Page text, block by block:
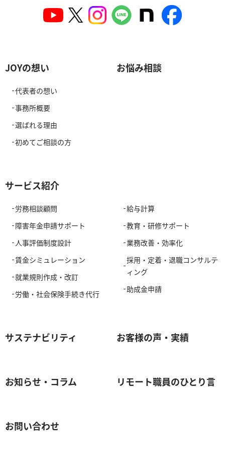
JOYの想い
代表者の想い
事務所概要
選ばれる理由
初めてご相談の方
お悩み相談
サービス紹介
労務相談顧問
障害年金申請サポート
人事評価制度設計
賃金シミュレーション
就業規則作成・改訂
労働・社会保険手続き代行
給与計算
教育・研修サポート
業務改善・効率化
採用・定着・退職コンサルテ
ィング
助成金申請
サステナビリティ お客様の声・実績
お知らせ・コラム リモート職員のひとり言
お問い合わせ